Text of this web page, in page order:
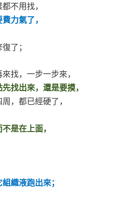
不用找，
力氣了，
了；
找，一步一步來，
找出來，還是要摸，
，都已經硬了，
是在上面，
織液跑出來；